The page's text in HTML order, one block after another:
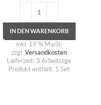
IN DEN WARENKORB
inkl. 19 % MwSt.
zzgl. Versandkosten
Lieferzeit: 3 Arbeitstge
Produkt enthält: 1 Set